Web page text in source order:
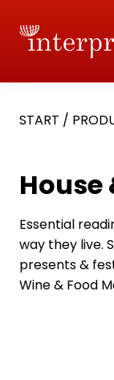
START /
House
Essential
way they live.
presents &
Wine & Food